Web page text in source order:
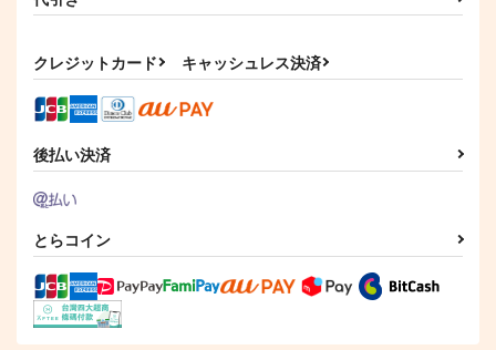
クレジットカード キャッシュレス決済
後払い決済
とらコイン